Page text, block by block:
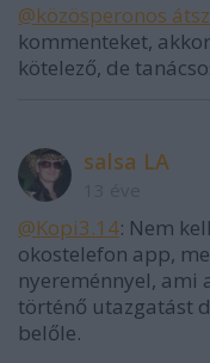
@közösperonos
kommenteket,
kötelező, de
salsa LA
@Kopi3.14: Nem
okostelefon app,
nyereménnyel, ami
történő utazgatást
belőle.